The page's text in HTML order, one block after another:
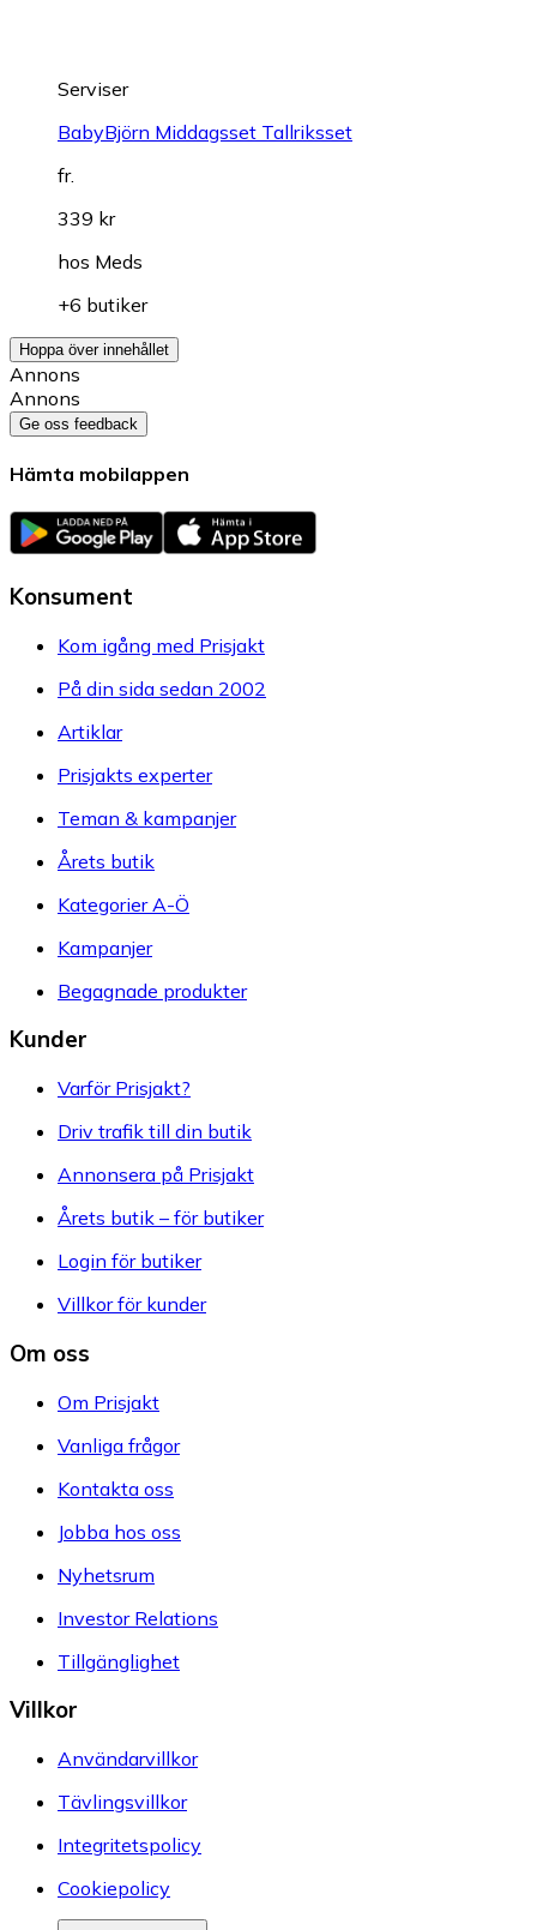
Serviser
BabyBjörn Middagsset Tallriksset
fr.
339 kr
hos Meds
+6 butiker
Hoppa över innehållet
Annons
Annons
Ge oss feedback
Hämta mobilappen
Konsument
Kom igång med Prisjakt
På din sida sedan 2002
Artiklar
Prisjakts experter
Teman & kampanjer
Årets butik
Kategorier A-Ö
Kampanjer
Begagnade produkter
Kunder
Varför Prisjakt?
Driv trafik till din butik
Annonsera på Prisjakt
Årets butik – för butiker
Login för butiker
Villkor för kunder
Om oss
Om Prisjakt
Vanliga frågor
Kontakta oss
Jobba hos oss
Nyhetsrum
Investor Relations
Tillgänglighet
Villkor
Användarvillkor
Tävlingsvillkor
Integritetspolicy
Cookiepolicy